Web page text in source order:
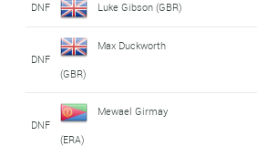
DNF Luke Gibson (GBR)
DNF
Max Duckworth
(GBR)
DNF
Mewael Girmay
(ERA)